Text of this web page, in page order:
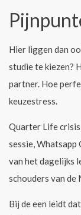
Hier liggen dan
studie te kiezen?
partner. Hoe
keuzestress.
Quarter Life
sessie, Whatsapp
van het dagelijks
schouders van de
Bij de een leidt